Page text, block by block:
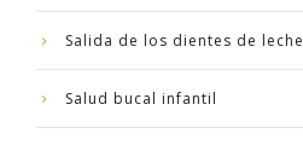
Salida de los dientes de leche
Salud bucal infantil